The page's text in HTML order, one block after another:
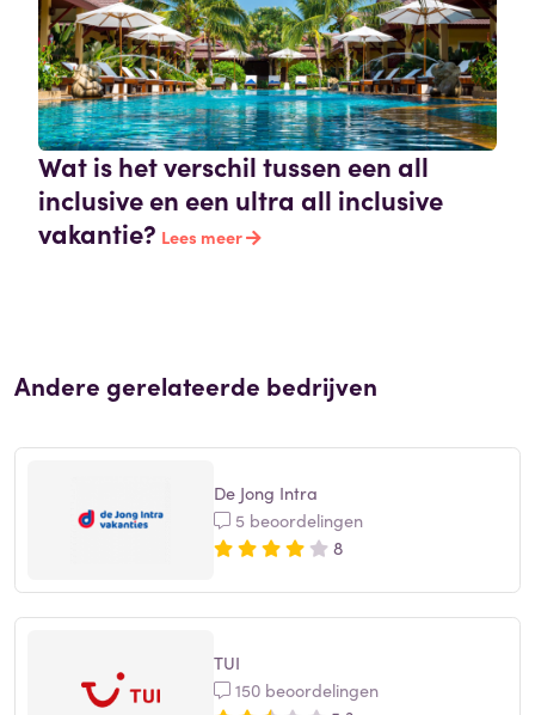
Wat is het verschil tussen een all
inclusive en een ultra all inclusive
vakantie? Lees meer
Andere gerelateerde bedrijven
De Jong Intra
5 beoordelingen
8
TUI
150 beoordelingen